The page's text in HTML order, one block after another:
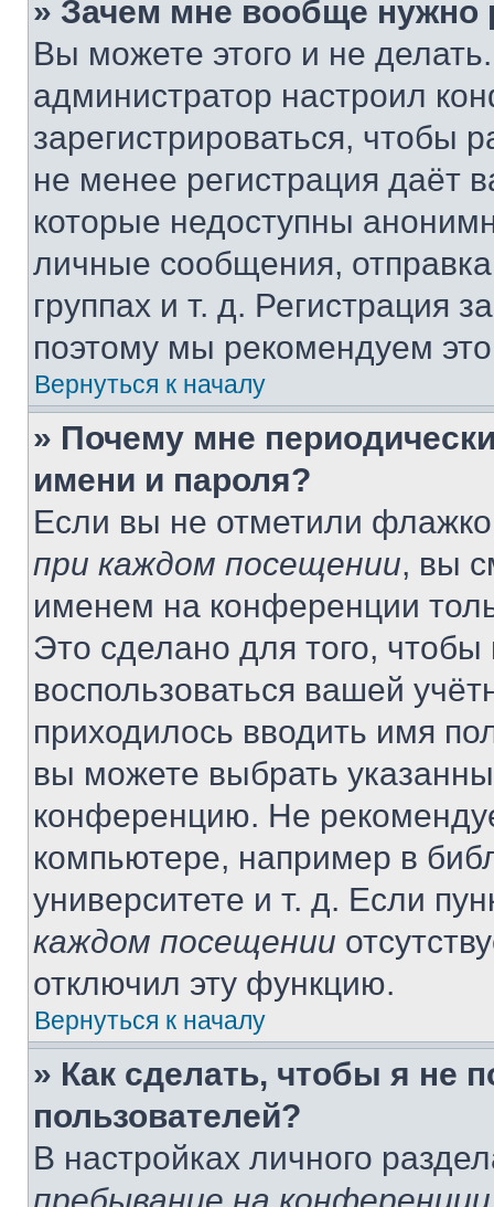
» Зачем мне вообще нужно
Вы можете этого и не
администратор настроил
зарегистрироваться, чтобы
не менее регистрация даёт
которые недоступны
личные сообщения,
группах и т. д. Регистрация
поэтому мы рекомендуем
Вернуться к началу
» Почему мне
имени и пароля?
Если вы не отметили
при каждом посещении, вы
именем на конференции
Это сделано для того, чтобы
воспользоваться вашей
приходилось вводить имя
вы можете выбрать
конференцию. Не
компьютере, например в
университете и т. д. Если
каждом посещении
отключил эту функцию.
Вернуться к началу
» Как сделать, чтобы я не
пользователей?
В настройках личного